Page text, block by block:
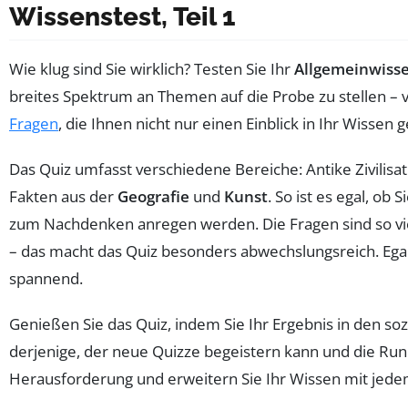
Wissenstest, Teil 1
Wie klug sind Sie wirklich? Testen Sie Ihr
breites Spektrum an Themen auf die Probe zu stellen –
Fragen, die Ihnen nicht nur einen Einblick in Ihr Wissen
Das Quiz umfasst verschiedene Bereiche: Antike
Fakten aus der Geografie und Kunst. So ist es egal, ob
zum Nachdenken anregen werden. Die Fragen sind so
– das macht das Quiz besonders abwechslungsreich.
spannend.
Genießen Sie das Quiz, indem Sie Ihr Ergebnis in den
derjenige, der neue Quizze begeistern kann und die
Herausforderung und erweitern Sie Ihr Wissen mit